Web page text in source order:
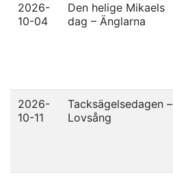
2026-
10-04
Den helige Mikaels
dag – Änglarna
2026-
10-11
Tacksägelsedagen –
Lovsång